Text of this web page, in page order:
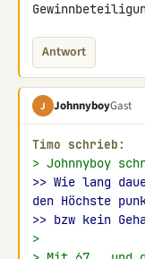
Antwort
J JohnnyboyGast
Timo schrieb:
> Johnnyboy
>> Wie lang
den Höchste
>> bzw kein
>